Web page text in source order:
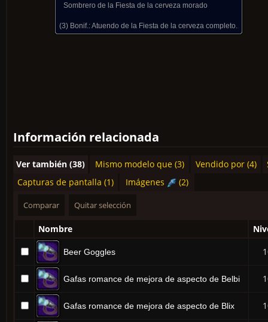
Sombrero de la Fiesta de la cerveza morado
(3) Bonif.:Atuendo de la Fiesta de la cerveza completo.
Información relacionada
Ver también (38) Mismo modelo que (3) Vendido por (4)
Capturas de pantalla (1)
Imágenes (2)
Nombre
Beer Goggles
Gafas romance de mejora de aspecto de Belbi
Gafas romance de mejora de aspecto de Blix